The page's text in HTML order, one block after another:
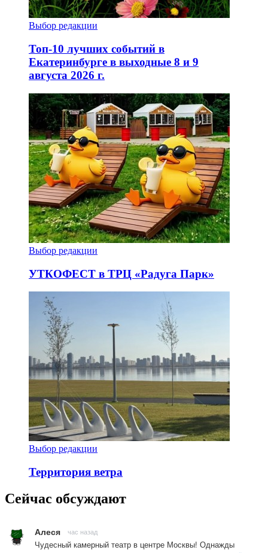
Выбор редакции
Топ-10 лучших событий в
Екатеринбурге в выходные 8 и 9
августа 2026 г.
Выбор редакции
УТКОФЕСТ в ТРЦ «Радуга Парк»
Выбор редакции
Территория ветра
Сейчас обсуждают
Алеся час назад
Чудесный камерный театр в центре Москвы! Однажды